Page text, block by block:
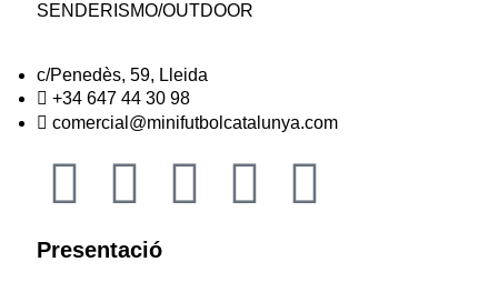
SENDERISMO/OUTDOOR
c/Penedès, 59, Lleida
+34 647 44 30 98
comercial@minifutbolcatalunya.com
Presentació